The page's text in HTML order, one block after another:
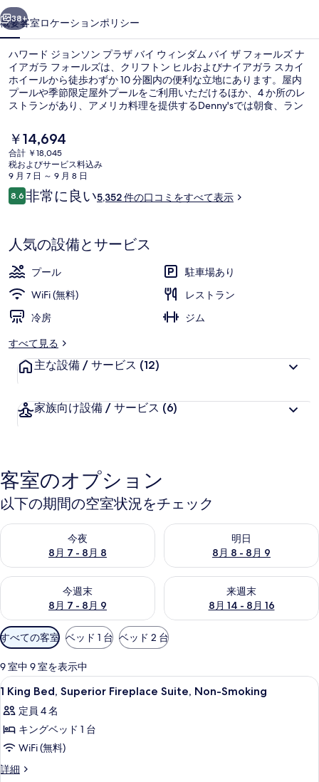
ソ
ン
プ
ラ
ザ
バ
イ
ウ
ィ
ダ
ム
バ
イ
ザ
ナ
イ
ア
ラ
フ
ォ
ー
ル
ズ
の
写
真
ギ
38+
概要客室ロケーションポリシー
ハワード ジョンソン プラザ バイ ウィンダム バイ ザ フォールズ ナ
イアガラ フォールズは、クリフトン ヒルおよびナイアガラ スカイ
ホイールから徒歩わずか 10 分圏内の便利な立地にあります。屋内
プールや季節限定屋外プールをご利用いただけるほか、4 か所のレ
ストランがあり、アメリカ料理を提供するDenny'sでは朝食、ラン
およびホットタブがあるほか、室内には冷蔵庫や電子レンジなどの
便利な設備が備わっています。親切なスタッフやロケーションが旅
行者の高い評価を得ています。
現
在
の
料
金
は
す
￥14,694
合計 ￥18,045
税およびサービス料込み
9 月 7 日 ～ 9 月 8 日
口
コ
8.610段階中8.6
非常に良い5,352 件の口コミをすべて表示
人気の設備とサービス
プール
駐車場あり
WiFi (無料)
レストラン
冷房
ジム
すべて見る
主な設備 / サービス (12)
家族向け設備 / サービス (6)
客室のオプション
以下の期間の空室状況をチェック
今夜
8月 7 - 8月 8
今夜 8月 7 - 8月 8 の空室状況をチェック
明日
8月 8 - 8月 9
明日 8月 8 - 8月 9 の空室状況
今週末
8月 7 - 8月 9
今週末 8月 7 - 8月 9 の空室状況をチェック
来週末
8月 14 - 8月 16
来週末 8月 14 - 8月 16 の空室
利
用
可
能
な
客
室
の
り
すべての客室 ベッド 1 台 ベッド 2 台
9 室中 9 室を表示中
1
King
Bed,
Superior
Fireplace
Suite,
高級寝具、セーフティボックス (室内
3
1 King Bed, Superior Fireplace Suite, Non-Smoking
定員 4 名
キングベッド 1 台
WiFi (無料)
詳細
1